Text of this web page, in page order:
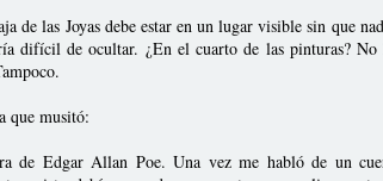
de las Joyas debe estar en un lugar visible sin que
difícil de ocultar. ¿En el cuarto de las pinturas?
que musitó:
de Edgar Allan Poe. Una vez me habló de un